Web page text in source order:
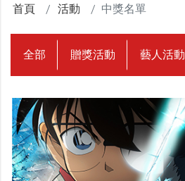
首頁 活動 中獎名單
全部 贈獎活動 藝人活動